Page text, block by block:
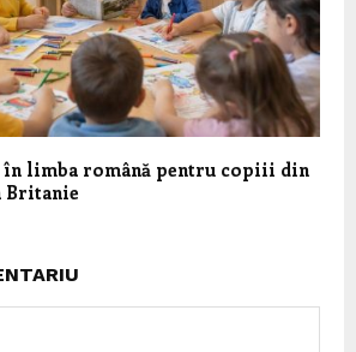
în limba română pentru copiii din
Britanie